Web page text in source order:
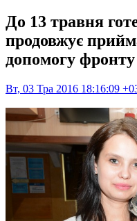
До 13 травня
продовжує
допомогу фронту
Вт, 03 Тра 2016 18:16:09